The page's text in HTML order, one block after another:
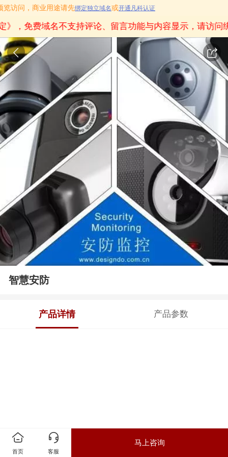
访问，商业用途请先绑定独立域名或开通凡科认证
》 ，免费域名不支持评论、留言功能与内容显示，请访问
智慧安防
产品详情 产品参数
首页 客服
马上咨询